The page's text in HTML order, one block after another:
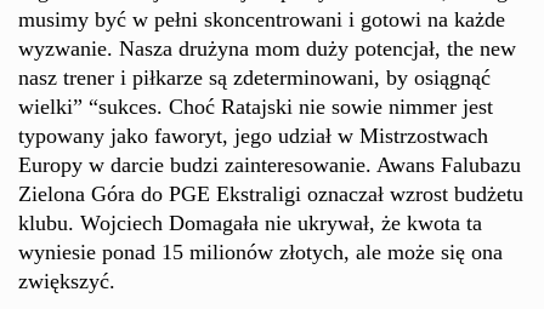
musimy być w pełni skoncentrowani i gotowi na każde
wyzwanie. Nasza drużyna mom duży potencjał, the new
nasz trener i piłkarze są zdeterminowani, by osiągnąć
wielki” “sukces. Choć Ratajski nie sowie nimmer jest
typowany jako faworyt, jego udział w Mistrzostwach
Europy w darcie budzi zainteresowanie. Awans Falubazu
Zielona Góra do PGE Ekstraligi oznaczał wzrost budżetu
klubu. Wojciech Domagała nie ukrywał, że kwota ta
wyniesie ponad 15 milionów złotych, ale może się ona
zwiększyć.